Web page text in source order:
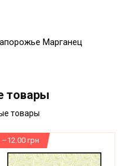
Марганец
товары
товары
–12.00 грн